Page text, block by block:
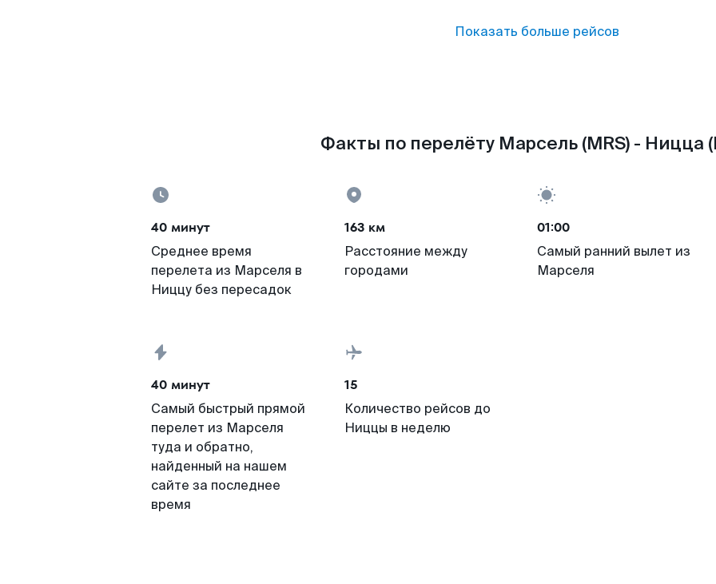
Показать больше рейсов
Факты по перелёту Марсель (MRS) - Ницца
40 минут
Среднее время
перелета из Марселя в
Ниццу без пересадок
163 км
Расстояние между
городами
01:00
Самый ранний вылет из
Марселя
40 минут
Самый быстрый прямой
перелет из Марселя
туда и обратно,
найденный на нашем
сайте за последнее
время
15
Количество рейсов до
Ниццы в неделю